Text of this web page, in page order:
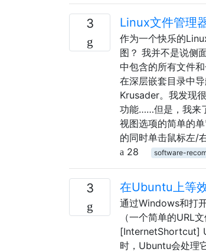
3 Linux文件管理
作为一个快乐的
图？ 我并不是说侧
中包含的所有文件
在深层嵌套目录中
Krusader。我发现
功能……但是，我来
视图选项的简单的
的同时单击鼠标左/
28
software-
3 在Ubuntu上等
通过Windows和打
（一个简单的URL
[InternetShortcut]
时，Ubuntu会处理